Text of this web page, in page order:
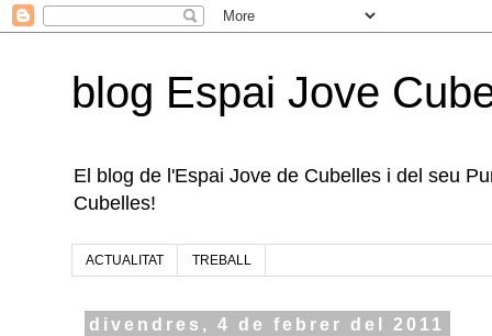
blog Espai Jove
El blog de l'Espai Jove de Cubelles i del seu
Cubelles!
ACTUALITAT TREBALL
divendres, 4 de febrer del 2011